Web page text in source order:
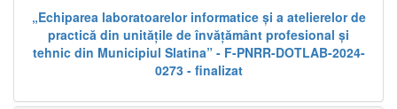
„Echiparea laboratoarelor informatice și a atelierelor de
practică din unitățile de învățământ profesional și
tehnic din Municipiul Slatina” - F-PNRR-DOTLAB-2024-
0273 - finalizat